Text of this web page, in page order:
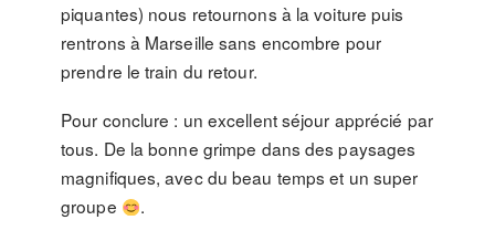
piquantes) nous retournons à la voiture puis
rentrons à Marseille sans encombre pour
prendre le train du retour.
Pour conclure : un excellent séjour apprécié par
tous. De la bonne grimpe dans des paysages
magnifiques, avec du beau temps et un super
groupe
.